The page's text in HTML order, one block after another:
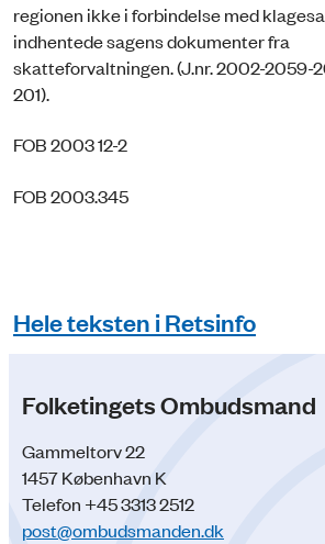
regionen ikke i forbindelse med
indhentede sagens dokumenter fra
skatteforvaltningen. (J.nr. 2002-2059-
201).
FOB 2003 12-2
FOB 2003.345
Hele teksten i Retsinfo
Folketingets Ombudsmand
Gammeltorv 22
1457 København K
Telefon +45 3313 2512
post@ombudsmanden.dk